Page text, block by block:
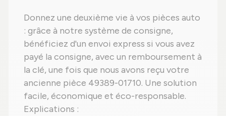
Donnez une deuxième vie à vos pièces auto
: grâce à notre système de consigne,
bénéficiez d'un envoi express si vous avez
payé la consigne, avec un remboursement à
la clé, une fois que nous avons reçu votre
ancienne pièce 49389-01710. Une solution
facile, économique et éco-responsable.
Explications :